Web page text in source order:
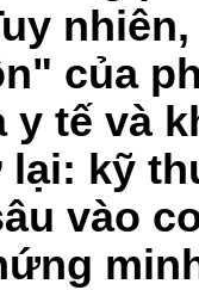
của
y tế và
lại: kỹ
vào